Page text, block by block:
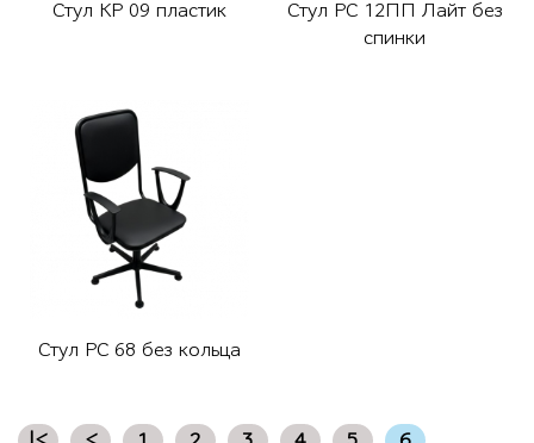
Стул КР 09 пластик
Стул РС 12ПП Лайт без
спинки
Стул РС 68 без кольца